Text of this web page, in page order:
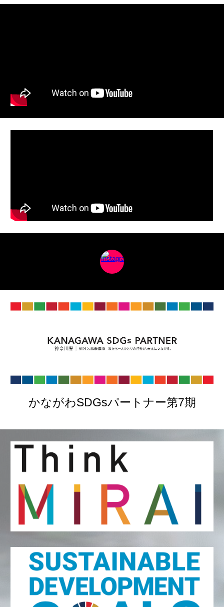
かながわSDGsパートナー第7期